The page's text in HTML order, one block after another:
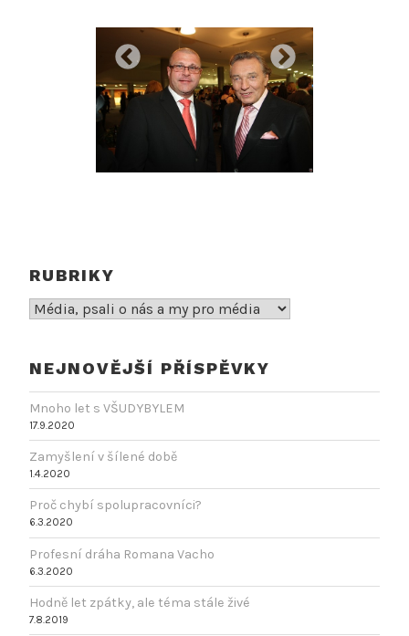
RUBRIKY
Rubriky
NEJNOVĚJŠÍ PŘÍSPĚVKY
Mnoho let s VŠUDYBYLEM
17.9.2020
Zamyšlení v šílené době
1.4.2020
Proč chybí spolupracovníci?
6.3.2020
Profesní dráha Romana Vacho
6.3.2020
Hodně let zpátky, ale téma stále živé
7.8.2019